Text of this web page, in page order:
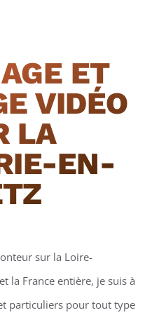
ET
VIDÉO
LA
EN-
sur la Loire-
la France entière, je suis à
particuliers pour tout type